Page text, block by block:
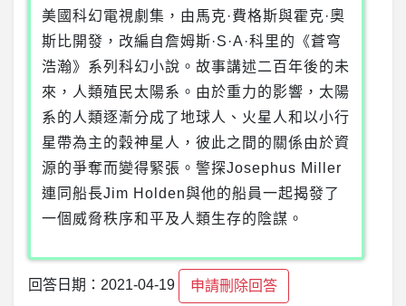
美國科幻電視劇集，由馬克·費格斯與霍克·奧
斯比開發，改編自詹姆斯·S·A·科里的《蒼穹
浩瀚》系列科幻小說。故事講述二百年後的未
來，人類殖民太陽系。由於重力的影響，太陽
系的人類逐漸分成了地球人、火星人和以小行
星帶為主的穀神星人，彼此之間的關係由於資
源的爭奪而變得緊張。警探Josephus Miller
連同船長Jim Holden與他的船員一起揭發了
一個威脅秩序和平及人類生存的陰謀。
回答日期：2021-04-19 申請刪除回答